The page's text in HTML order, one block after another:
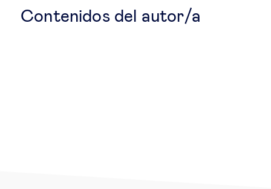
Emprendimiento
Contenidos del autor/a